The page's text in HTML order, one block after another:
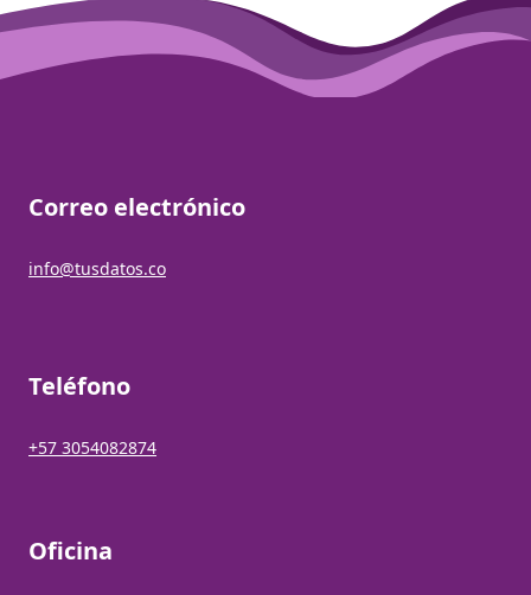
Correo electrónico
info@tusdatos.co
Teléfono
+57 3054082874
Oficina